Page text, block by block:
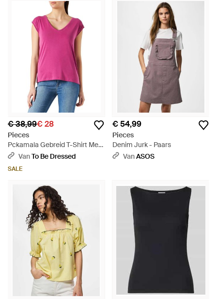
€ 38,99€ 28
Pieces
Pckamala Gebreid T-Shirt Met
V-Hals Voor (Festival Fuchsia) -
VanTo Be Dressed
SALE
€ 54,99
Pieces
Denim Jurk - Paars
VanASOS